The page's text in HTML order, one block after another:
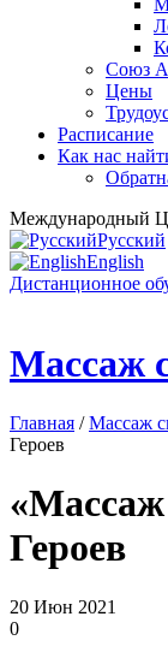
Союз
Цены
Расписание
Как нас
Международный
Русский
English
Дистанционное
Массаж
Главная /Массаж
Героев
«Массаж
Героев
20 Июн 2021
0